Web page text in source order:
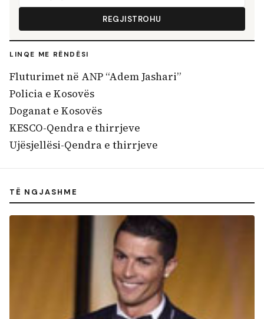
REGJISTROHU
LINQE ME RËNDËSI
Fluturimet në ANP “Adem Jashari”
Policia e Kosovës
Doganat e Kosovës
KESCO-Qendra e thirrjeve
Ujësjellësi-Qendra e thirrjeve
TË NGJASHME